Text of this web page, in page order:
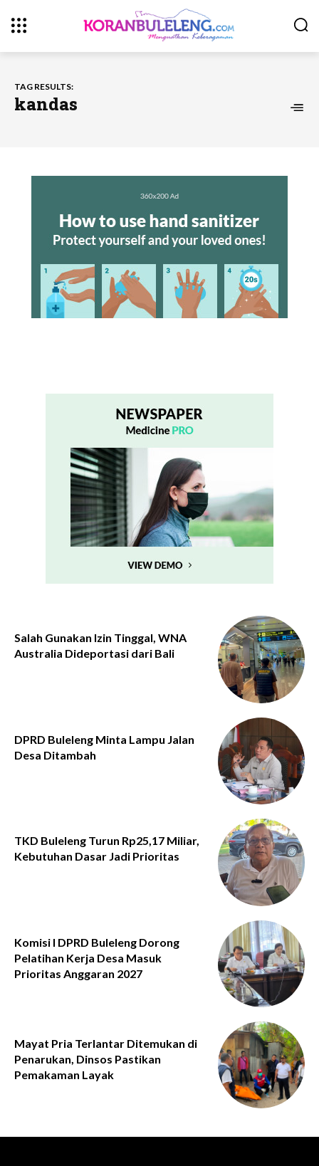
TAG RESULTS:
kandas
Salah Gunakan Izin Tinggal, WNA
Australia Dideportasi dari Bali
DPRD Buleleng Minta Lampu Jalan
Desa Ditambah
TKD Buleleng Turun Rp25,17 Miliar,
Kebutuhan Dasar Jadi Prioritas
Komisi I DPRD Buleleng Dorong
Pelatihan Kerja Desa Masuk
Prioritas Anggaran 2027
Mayat Pria Terlantar Ditemukan di
Penarukan, Dinsos Pastikan
Pemakaman Layak